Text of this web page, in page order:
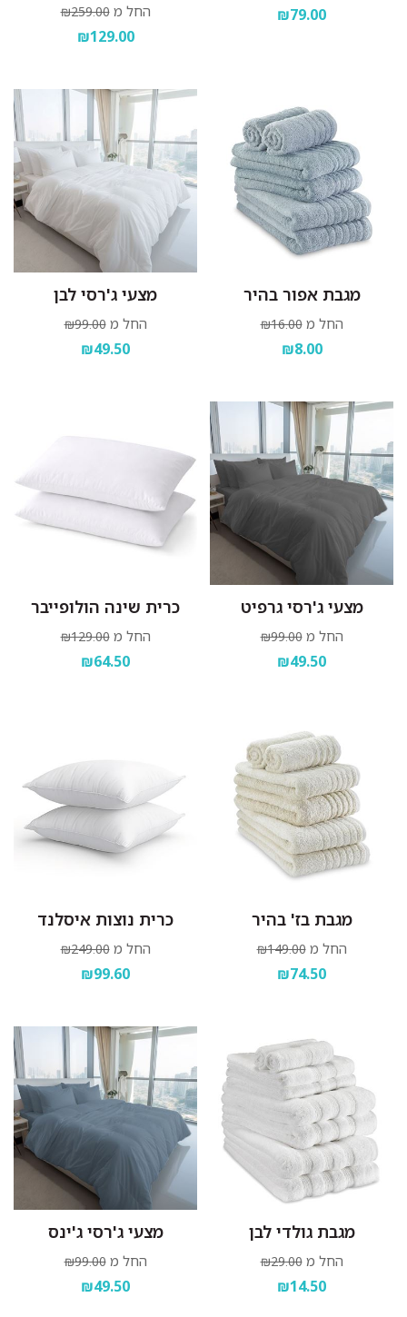
₪79.00 החל מ ₪259.00
₪129.00
מגבת אפור בהיר
החל מ ₪16.00
₪8.00
מצעי ג'רסי לבן
החל מ ₪99.00
₪49.50
מצעי ג'רסי גרפיט
החל מ ₪99.00
₪49.50
כרית שינה הולופייבר
החל מ ₪129.00
₪64.50
מגבת בז' בהיר
החל מ ₪149.00
₪74.50
כרית נוצות איסלנד
החל מ ₪249.00
₪99.60
מגבת גולדי לבן
החל מ ₪29.00
₪14.50
מצעי ג'רסי ג'ינס
החל מ ₪99.00
₪49.50